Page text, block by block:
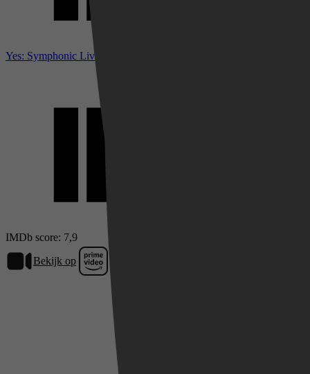
Yes: Symphonic Live bij IMDb
IMDb score: 7,9
Bekijk op